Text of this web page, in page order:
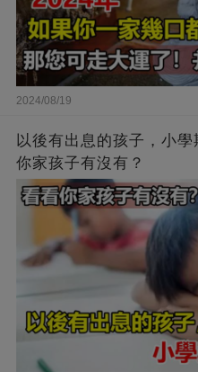
2024/08/19
以後有出息的孩子，小
你家孩子有沒有？